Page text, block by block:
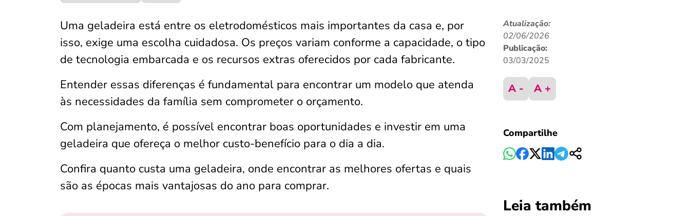
Uma geladeira está entre os eletrodomésticos mais importantes da casa e, por
isso, exige uma escolha cuidadosa. Os preços variam conforme a capacidade, o tipo
de tecnologia embarcada e os recursos extras oferecidos por cada fabricante.
Entender essas diferenças é fundamental para encontrar um modelo que atenda
às necessidades da família sem comprometer o orçamento.
Com planejamento, é possível encontrar boas oportunidades e investir em uma
geladeira que ofereça o melhor custo-benefício para o dia a dia.
Confira quanto custa uma geladeira, onde encontrar as melhores ofertas e quais
são as épocas mais vantajosas do ano para comprar.
Atualização:
02/06/2026
Publicação:
03/03/2025
A - A +
Compartilhe
Leia também